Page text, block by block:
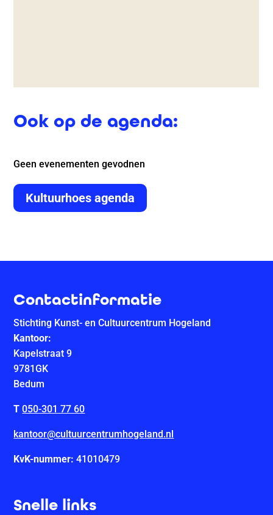
Ook op de agenda:
Geen evenementen gevodnen
Kultuurhoes agenda
Contactinformatie
Stichting Kunst- en Cultuurcentrum Hogeland
Kantoor:
Kapelstraat 9
9781GK
Bedum
T 050-301 77 60
kantoor@cultuurcentrumhogeland.nl
KvK-nummer: 41010479
Snelle links